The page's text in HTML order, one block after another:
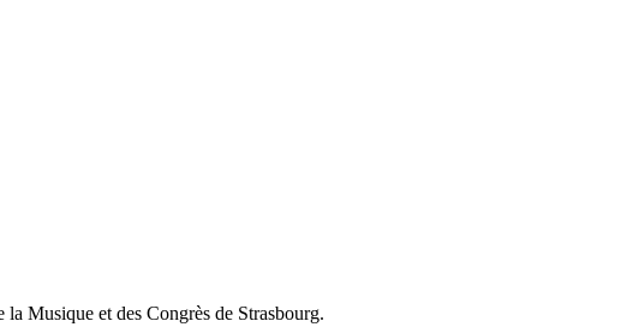
Musique et des Congrès de Strasbourg.